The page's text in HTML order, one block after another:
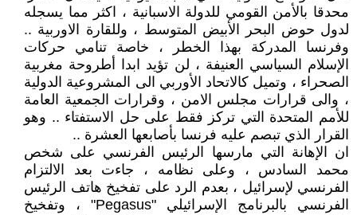
محدقا بالأمن القومي للدولة الاسبانية ، اكثر مما يسجله
لدول حوض البحر الأبيض المتوسط ، وللقارة الاوربية ..
وفرنسا المدركة بهذا الخطر ، خاصة تنامي حركات
الإسلام السياسي العنيفة ، لن تؤيد ابدا أطروحة مغربية
الصحراء ، وتميل كالاتحاد الأوربي الى المشروعية الدولية
، والى قرارات مجلس الامن ، وقرارات الجمعية العامة
للأمم المتحدة التي تركز فقط على حل الاستفتاء .. وهو
القرار الذي تبصم عليه فرنسا بأصابعها العشرة ..
ان الإهانة التي مارسها الرئيس الفرنسي على شخص
محمد السادس ، وعلى نظامه ، جاءت بعد الالتزام
الفرنسي لإسرائيل ، بعدم الرد على تفخيخ هاتف الرئيس
الفرنسي بالبرنامج الإسرائيلي "Pegasus" ، وتفخيخ